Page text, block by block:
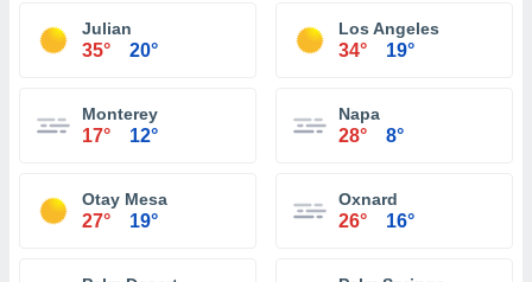
Julian
35° 20°
Los Angeles
34° 19°
Monterey
17° 12°
Napa
28° 8°
Otay Mesa
27° 19°
Oxnard
26° 16°